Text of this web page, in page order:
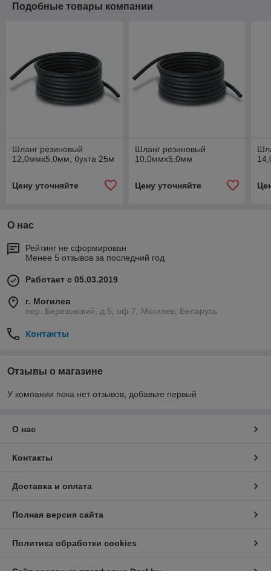
Подобные товары компании
Шланг резиновый
12,0ммх5,0мм, бухта 25м
Цену уточняйте
Шланг резиновый
10,0ммх5,0мм
Цену уточняйте
О нас
Рейтинг не сформирован
Менее 5 отзывов за последний год
Работает с 05.03.2019
г. Могилев
пер. Березовский, д.5, оф.7, Могилев, Беларусь
Контакты
Отзывы о магазине
У компании пока нет отзывов, добавьте первый
О нас
Контакты
Доставка и оплата
Полная версия сайта
Политика обработки cookies